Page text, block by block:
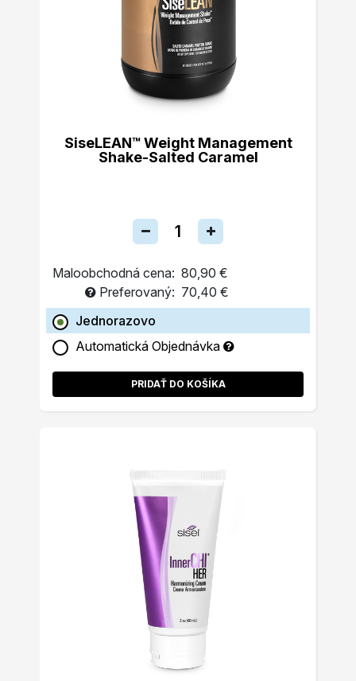
SiseLEAN™ Weight Management
Shake-Salted Caramel
Maloobchodná cena: 80,90 €
Preferovaný: 70,40 €
Jednorazovo
Automatická Objednávka
PRIDAŤ DO KOŠÍKA